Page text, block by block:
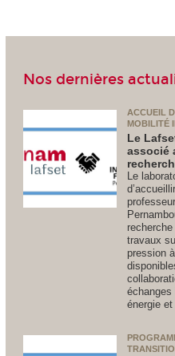
Nos dernières
ACCUEIL
MOBILITÉ
Le
associé
Le
travaux
pression
échanges
énergie